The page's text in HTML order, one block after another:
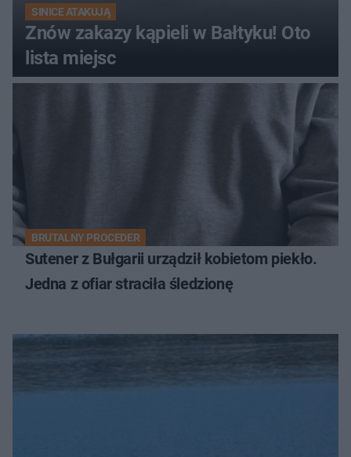
SINICE ATAKUJĄ
Znów zakazy kąpieli w Bałtyku! Oto
lista miejsc
BRUTALNY PROCEDER
Sutener z Bułgarii urządził kobietom piekło.
Jedna z ofiar straciła śledzionę